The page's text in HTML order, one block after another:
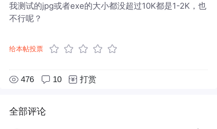
我测试的jpg或者exe的大小都没超过10K都是1-2K，也
不行呢？
给本帖投票
476 10 打赏
全部评论